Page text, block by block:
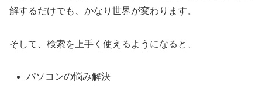
解するだけでも、かなり世界が変わります。
そして、検索を上手く使えるようになると、
パソコンの悩み解決